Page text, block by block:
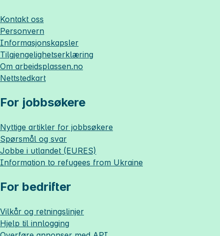
Kontakt oss
Personvern
Informasjonskapsler
Tilgjengelighetserklæring
Om arbeidsplassen.no
Nettstedkart
For jobbsøkere
Nyttige artikler for jobbsøkere
Spørsmål og svar
Jobbe i utlandet (EURES)
Information to refugees from Ukraine
For bedrifter
Vilkår og retningslinjer
Hjelp til innlogging